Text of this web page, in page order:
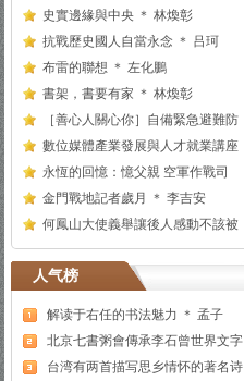
史實邊緣與中央 ＊ 林煥彰
抗戰歷史國人自當永念 ＊ 吕珂
布雷的聯想 ＊ 左化鵬
書架，書要有家 ＊ 林煥彰
［善心人關心你］自備緊急避難防
數位媒體產業發展與人才就業講座
永恆的回憶：憶父親 空軍作戰司
金門戰地記者歲月 ＊ 李吉安
何鳳山大使義舉讓後人感動不該被
人气榜
解读于右任的书法魅力 ＊ 孟子
北京七書粥會傳承李石曾世界文字
台湾有两首描写思乡情怀的著名诗